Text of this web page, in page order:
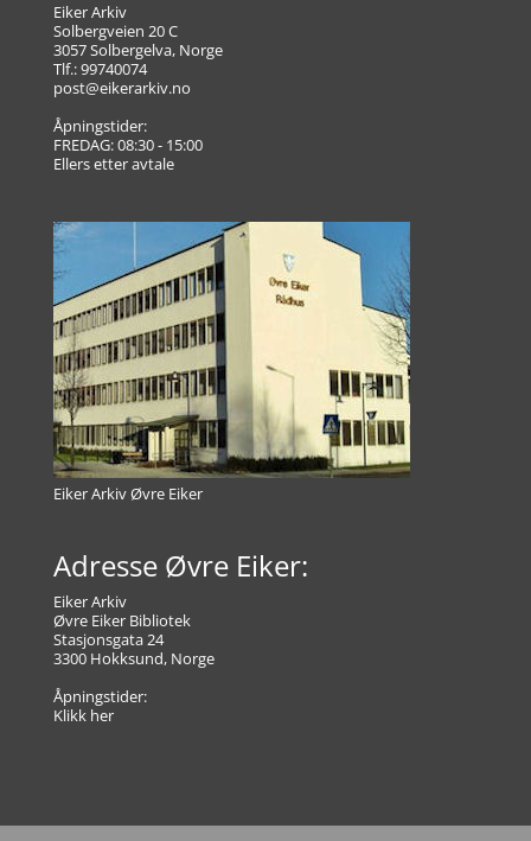
Eiker Arkiv
Solbergveien 20 C
3057 Solbergelva, Norge
Tlf.: 99740074
post@eikerarkiv.no
Åpningstider:
FREDAG: 08:30 - 15:00
Ellers etter avtale
Eiker Arkiv Øvre Eiker
Adresse Øvre Eiker:
Eiker Arkiv
Øvre Eiker Bibliotek
Stasjonsgata 24
3300 Hokksund, Norge
Åpningstider:
Klikk her